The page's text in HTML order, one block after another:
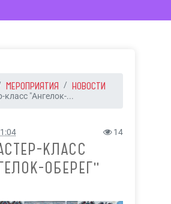
МЕРОПРИЯТИЯ НОВОСТИ
класс "Ангелок-...
14
КЛАСС
ОБЕРЕГ"